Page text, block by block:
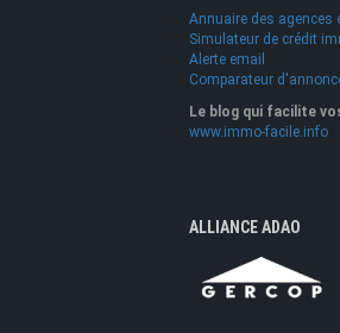
Annuaire des agences
Simulateur de crédit
Alerte email
Comparateur
Le blog qui facilite
www.immo-facile.info
ALLIANCE ADAO